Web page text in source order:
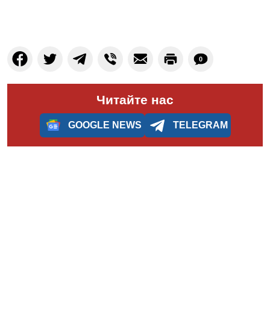
0
Читайте нас
GOOGLE NEWS TELEGRAM